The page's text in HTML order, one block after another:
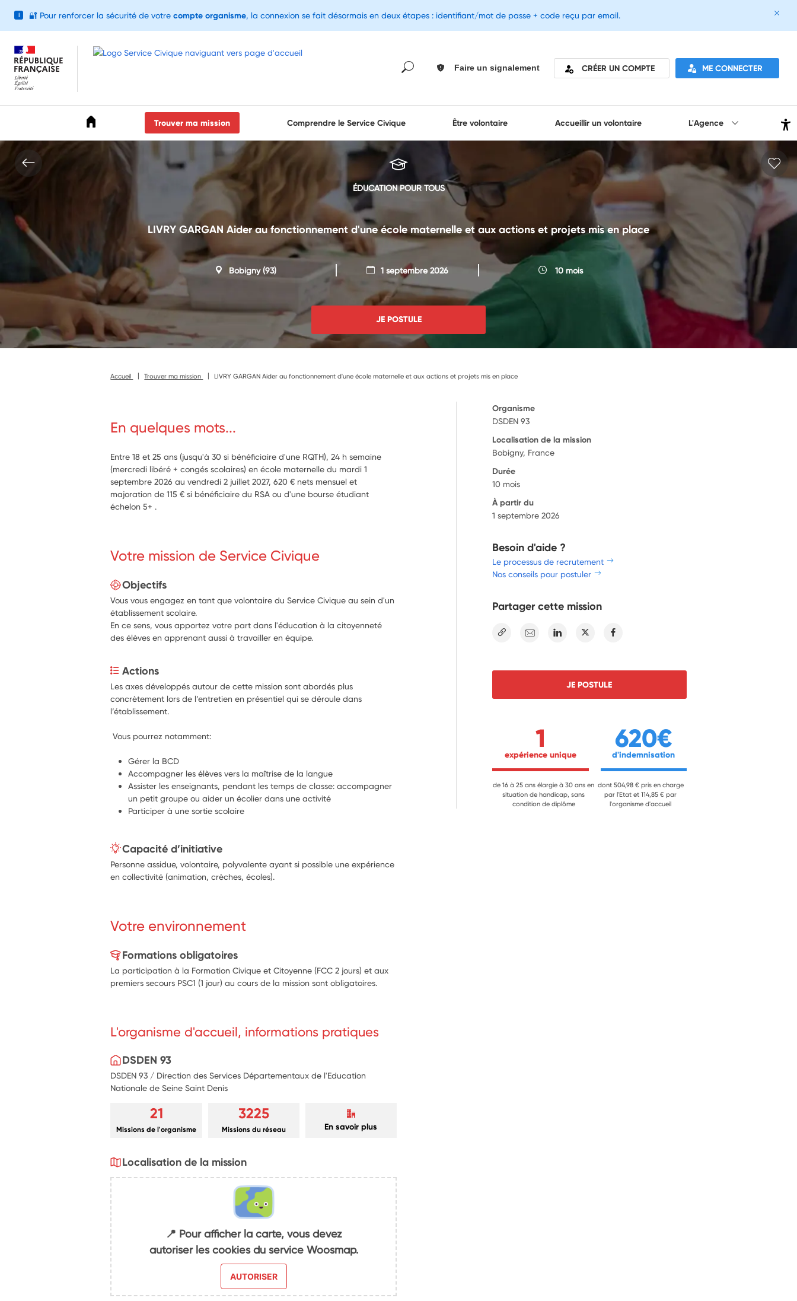
Faire un signalement CRÉER UN COMPTE ME CONNECTER
Trouver ma mission Comprendre le Service Civique Être volontaire Accueillir un volontaire L'Agence
ÉDUCATION POUR TOUS
LIVRY GARGAN Aider au fonctionnement d'une école maternelle et aux actions et projets mis en place
Bobigny(93) 1 septembre 2026 10 mois
JE POSTULE
Accueil Trouver ma mission LIVRY GARGAN Aider au fonctionnement d'une école maternelle et aux actions et projets mis en place
En quelques mots...
Entre 18 et 25 ans (jusqu'à 30 si bénéficiaire d'une RQTH), 24 h semaine
(mercredi libéré + congés scolaires) en école maternelle du mardi 1
septembre 2026 au vendredi 2 juillet 2027, 620 € nets mensuel et
majoration de 115 € si bénéficiaire du RSA ou d'une bourse étudiant
échelon 5+ .
Votre mission de Service Civique
Objectifs
Vous vous engagez en tant que volontaire du Service Civique au sein d'un
établissement scolaire.
En ce sens, vous apportez votre part dans l'éducation à la citoyenneté
des élèves en apprenant aussi à travailler en équipe.
Actions
Les axes développés autour de cette mission sont abordés plus
concrètement lors de l’entretien en présentiel qui se déroule dans
l’établissement.
Vous pourrez notamment:
Gérer la BCD
Accompagner les élèves vers la maîtrise de la langue
Assister les enseignants, pendant les temps de classe: accompagner
un petit groupe ou aider un écolier dans une activité
Participer à une sortie scolaire
Capacité d’initiative
Personne assidue, volontaire, polyvalente ayant si possible une expérience
en collectivité (animation, crèches, écoles).
Votre environnement
Formations obligatoires
La participation à la Formation Civique et Citoyenne (FCC 2 jours) et aux
premiers secours PSC1 (1 jour) au cours de la mission sont obligatoires.
L'organisme d'accueil, informations pratiques
DSDEN 93
DSDEN 93 / Direction des Services Départementaux de l'Education
Nationale de Seine Saint Denis
21
Missions de l'organisme
3225
Missions du réseau En savoir plus
Localisation de la mission
📍 Pour afficher la carte, vous devez
autoriser les cookies du service Woosmap.
AUTORISER
Organisme
DSDEN 93
Localisation de la mission
Bobigny, France
Durée
10 mois
À partir du
1 septembre 2026
Besoin d'aide ?
Le processus de recrutement
Nos conseils pour postuler
Partager cette mission
E-mail Linkedin Twitter
JE POSTULE
1
expérience unique
de 16 à 25 ans élargie à 30 ans en
situation de handicap, sans
condition de diplôme
620€
d'indemnisation
dont 504,98 € pris en charge
par l'Etat et 114,85 € par
l'organisme d'accueil
i 🔐 Pour renforcer la sécurité de votre compte organisme, la connexion se fait désormais en deux étapes : identifiant/mot de passe + code reçu par email.